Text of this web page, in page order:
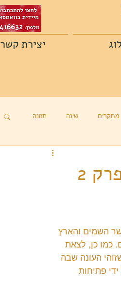
יצירת קשר
מחקרים שינה תזונה
השמים והארץ
כמו כן, לצאת
העונה שבה
פתיחות